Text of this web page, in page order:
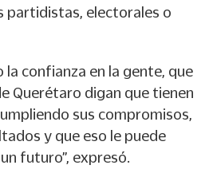
partidistas, electorales o
confianza en la gente, que
Querétaro digan que tienen
sus compromisos,
y que eso le puede
futuro”, expresó.